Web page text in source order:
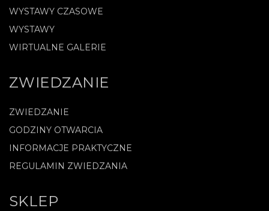
WYSTAWY CZASOWE
WYSTAWY
WIRTUALNE GALERIE
ZWIEDZANIE
ZWIEDZANIE
GODZINY OTWARCIA
INFORMACJE PRAKTYCZNE
REGULAMIN ZWIEDZANIA
SKLEP